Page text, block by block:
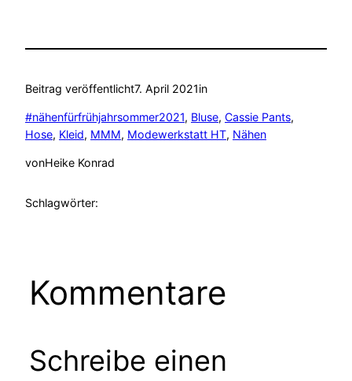
Beitrag veröffentlicht7. April 2021in
#nähenfürfrühjahrsommer2021, Bluse, Cassie Pants
Hose, Kleid, MMM, Modewerkstatt HT, Nähen
vonHeike Konrad
Schlagwörter:
Kommentare
Schreibe einen